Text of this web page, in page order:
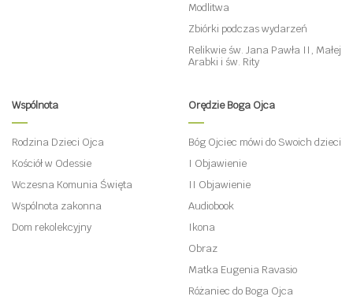
Modlitwa
Zbiórki podczas wydarzeń
Relikwie św. Jana Pawła II, Małej
Arabki i św. Rity
Wspólnota
Rodzina Dzieci Ojca
Kościół w Odessie
Wczesna Komunia Święta
Wspólnota zakonna
Dom rekolekcyjny
Orędzie Boga Ojca
Bóg Ojciec mówi do Swoich dzieci
I Objawienie
II Objawienie
Audiobook
Ikona
Obraz
Matka Eugenia Ravasio
Różaniec do Boga Ojca